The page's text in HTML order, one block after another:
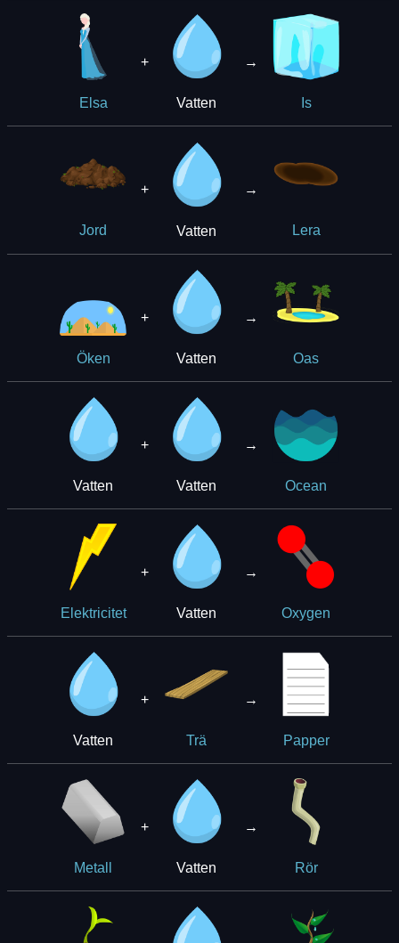
Elsa
+
Vatten
→
Is
Jord
+
Vatten
→
Lera
Öken
+
Vatten
→
Oas
Vatten
+
Vatten
→
Ocean
Elektricitet
+
Vatten
→
Oxygen
Vatten
+
Trä
→
Papper
Metall
+
Vatten
→
Rör